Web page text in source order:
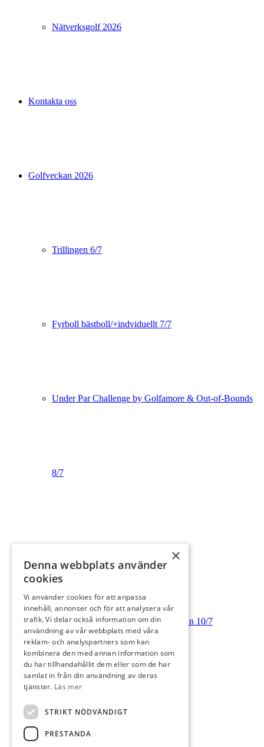
Nätverksgolf 2026
Kontakta oss
Golfveckan 2026
Trillingen 6/7
Fyrboll bästboll/+indviduellt 7/7
Under Par Challenge by Golfamore & Out-of-Bounds
8/7
Race To Oliva Nova 9/7
Irish Rumble By Vetri/AB Karl Hedin 10/7
×
Denna webbplats använder
cookies
Vi använder cookies för att anpassa
innehåll, annonser och för att analysera vår
trafik. Vi delar också information om din
användning av vår webbplats med våra
reklam- och analyspartners som kan
kombinera den med annan information som
du har tillhandahållit dem eller som de har
samlat in från din användning av deras
tjänster. Läs mer
STRIKT NÖDVÄNDIGT
PRESTANDA